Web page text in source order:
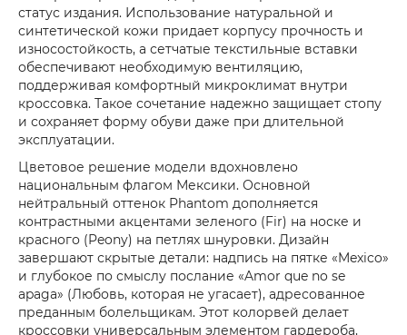
статус издания. Использование натуральной и
синтетической кожи придает корпусу прочность и
износостойкость, а сетчатые текстильные вставки
обеспечивают необходимую вентиляцию,
поддерживая комфортный микроклимат внутри
кроссовка. Такое сочетание надежно защищает стопу
и сохраняет форму обуви даже при длительной
эксплуатации.
Цветовое решение модели вдохновлено
национальным флагом Мексики. Основной
нейтральный оттенок Phantom дополняется
контрастными акцентами зеленого (Fir) на носке и
красного (Peony) на петлях шнуровки. Дизайн
завершают скрытые детали: надпись на пятке «Mexico»
и глубокое по смыслу послание «Amor que no se
apaga» (Любовь, которая не угасает), адресованное
преданным болельщикам. Этот колорвей делает
кроссовки универсальным элементом гардероба,